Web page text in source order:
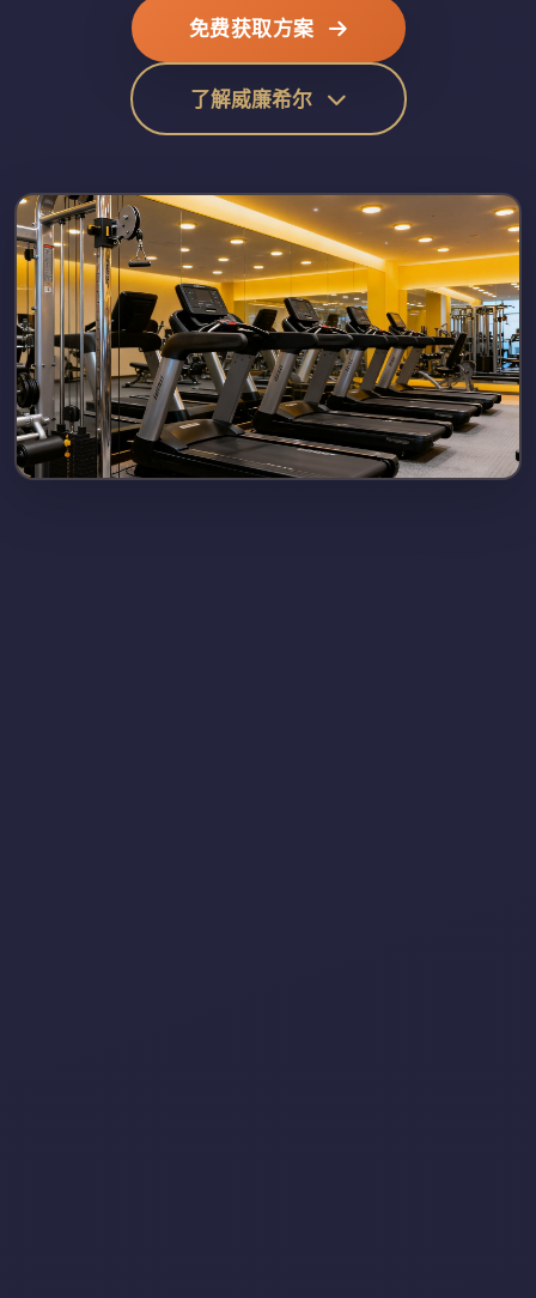
免费获取方案
了解威廉希尔